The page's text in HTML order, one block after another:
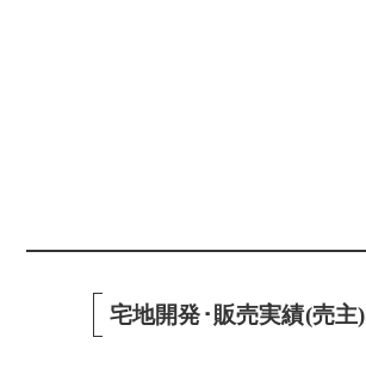
宅地開発･販売実績(売主)